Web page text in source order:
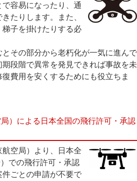
容易になったり、通
たりします。また、
子を掛けたりする必
その部分から老朽化が一気に進んで
段階で異常を発見できれば事故を未
費用を安くするためにも役立ちま
）による日本全国の飛行許可・承認
空局）より、日本全
での飛行許可・承認
ごとの申請が不要で